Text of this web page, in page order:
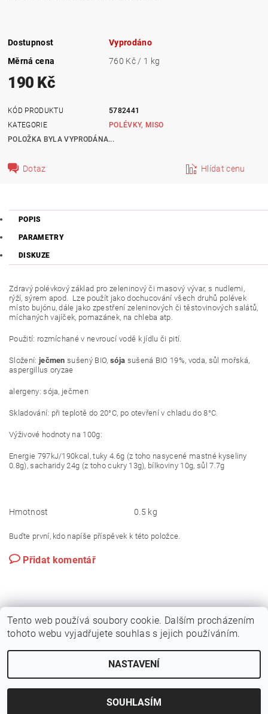
Dostupnost
Vyprodáno
Měrná cena
760 Kč / 1 kg
190 Kč
KÓD PRODUKTU
5782441
KATEGORIE
POLÉVKY, MISO
POLOŽKA BYLA VYPRODÁNA...
Dotaz Hlídat cenu
POPIS
PARAMETRY
DISKUZE
Zdravý polévkovýzáklad pro zeleninový či masový vývar, s nudlemi,
rýží, sýrem apod. Lze použít jako dochucování všech druhů polévek
místo bujónu, dále jako zpestření zeleninových či těstovinových salátů,
míchaných vajíček, pomazánek, na chleba atp.
Použití: rozmíchané v nevroucí vodě k jídlu či pití.
Složení: ječmen sušený BIO, sója sušená BIO 19%, voda, sůl mořská,
aspergillus oryzae
alergeny: sója, ječmen
Skladování: při teplotě do 20°C, po otevření v chladu do 8°C.
Výživové hodnoty na 100g:
Energie 797kJ/190kcal, tuky 4.6g (z toho nasycené mastné kyseliny
0.8g), sacharidy 24g (z toho cukry 13g), bílkoviny 10g, sůl 7.7g
Hmotnost 0.5 kg
Buďte první, kdo napíše příspěvek k této položce.
Přidat komentář
2026 © Kvalitní suroviny na sushi - sushiraj.cz, všechna práva vyhrazena
Vytvořil Shoptet
Tento web používá soubory cookie. Dalším procházením
tohoto webu vyjadřujete souhlas s jejich používáním.
NASTAVENÍ
SOUHLASÍM